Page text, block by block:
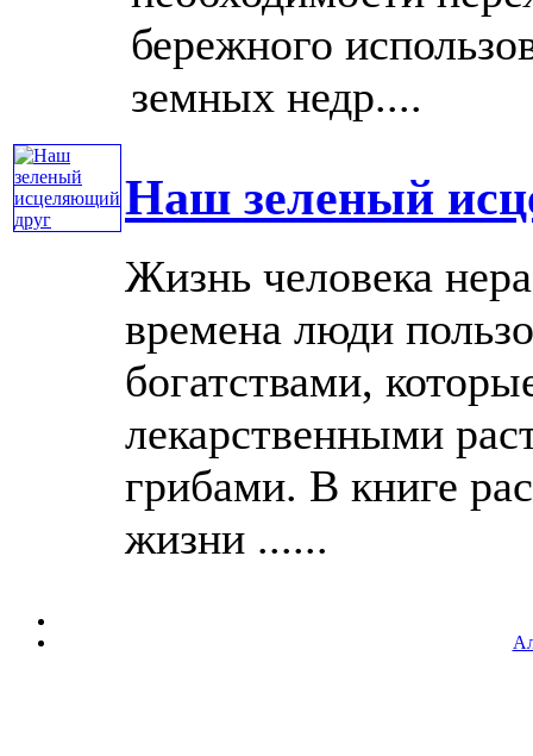
бережного
земных недр....
Наш зеленый
Жизнь человека
времена люди
богатствами,
лекарственными
грибами. В книге
жизни ......